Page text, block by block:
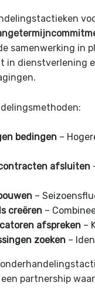
samenwerking in
in dienstverlening
bedingen –
afsluiten
–
creëren –
afspreken –
zoeken –
partnership